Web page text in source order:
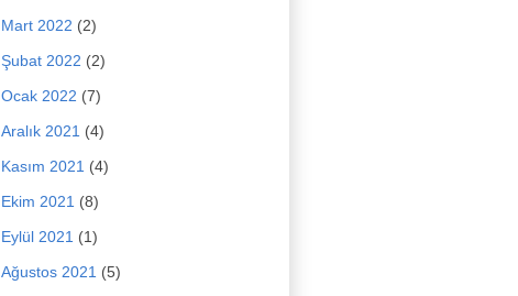
Mart 2022 (2)
Şubat 2022 (2)
Ocak 2022 (7)
Aralık 2021 (4)
Kasım 2021 (4)
Ekim 2021 (8)
Eylül 2021 (1)
Ağustos 2021 (5)